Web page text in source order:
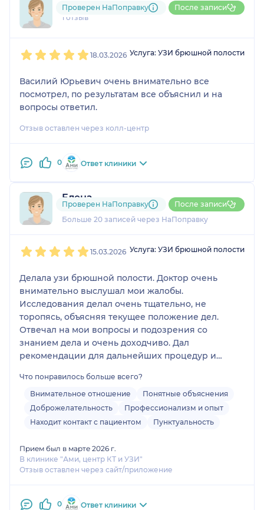
793....@....ru
1 отзыв
Проверен НаПоправку После записи
18.03.2026 Услуга: УЗИ брюшной полости
Василий Юрьевич очень внимательно все
посмотрел, по результатам все объяснил и на
вопросы ответил.
Отзыв оставлен через колл-центр
0 Ответ клиники
Елена
4 отзыва
Больше 20 записей через НаПоправку
Проверен НаПоправку После записи
15.03.2026 Услуга: УЗИ брюшной полости
Делала узи брюшной полости. Доктор очень
внимательно выслушал мои жалобы.
Исследования делал очень тщательно, не
торопясь, объясняя текущее положение дел.
Отвечал на мои вопросы и подозрения со
знанием дела и очень доходчиво. Дал
рекомендации для дальнейших процедур и
Результат получила буквально через 10 минут.
Что понравилось больше всего?
Внимательное отношение
Понятные объяснения
Доброжелательность
Профессионализм и опыт
Находит контакт с пациентом
Пунктуальность
Прием был в марте 2026 г.
В клинике "Ами, центр КТ и УЗИ"
Отзыв оставлен через сайт/приложение
0 Ответ клиники